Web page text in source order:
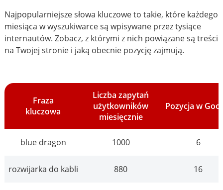
Najpopularniejsze słowa kluczowe to takie, które każdego
miesiąca w wyszukiwarce są wpisywane przez tysiące
internautów. Zobacz, z którymi z nich powiązane są treści
na Twojej stronie i jaką obecnie pozycję zajmują.
Fraza
kluczowa
Liczba zapytań
użytkowników
miesięcznie
Pozycja w
blue dragon 1000 6
rozwijarka do kabli 880 16